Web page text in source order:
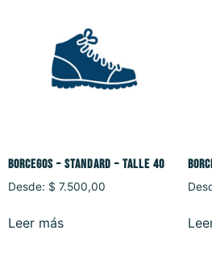
BORCEGOS – STANDARD – TALLE 40
Desde: $ 7.500,00
Leer más